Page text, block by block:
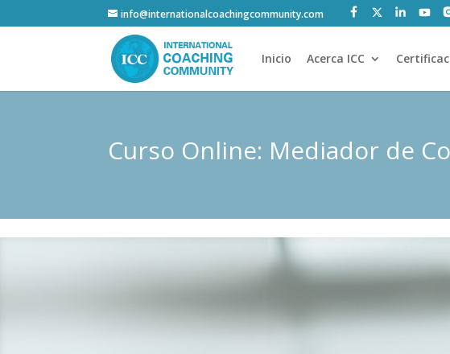
info@internationalcoachingcommunity.com
Inicio Acerca ICC
Curso Online: Mediador de